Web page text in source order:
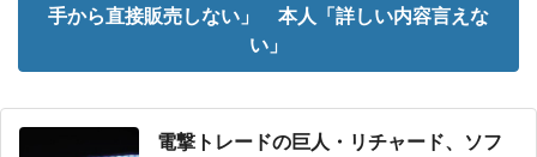
手から直接販売しない」 本人「詳しい内容言えな
い」
電撃トレードの巨人・リチャード、ソフ